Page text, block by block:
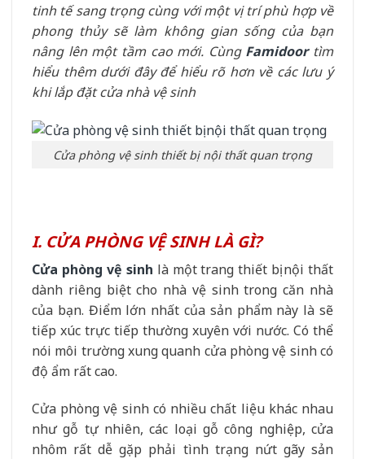
tinh tế sang trọng cùng với một vị trí phù hợp về
phong thủy sẽ làm không gian sống của bạn
nâng lên một tầm cao mới. Cùng Famidoor tìm
hiểu thêm dưới đây để hiểu rõ hơn về các lưu ý
khi lắp đặt cửa nhà vệ sinh
Cửa phòng vệ sinh thiết bị nội thất quan trọng
I. CỬA PHÒNG VỆ SINH LÀ GÌ?
Cửa phòng vệ sinh là một trang thiết bị nội thất
dành riêng biệt cho nhà vệ sinh trong căn nhà
của bạn. Điểm lớn nhất của sản phẩm này là sẽ
tiếp xúc trực tiếp thường xuyên với nước. Có thể
nói môi trường xung quanh cửa phòng vệ sinh có
độ ẩm rất cao.
Cửa phòng vệ sinh có nhiều chất liệu khác nhau
như gỗ tự nhiên, các loại gỗ công nghiệp, cửa
nhôm rất dễ gặp phải tình trạng nứt gãy sản